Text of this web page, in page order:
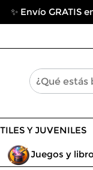
✨ Envío GRATIS
Y JUVENILES
Juegos y